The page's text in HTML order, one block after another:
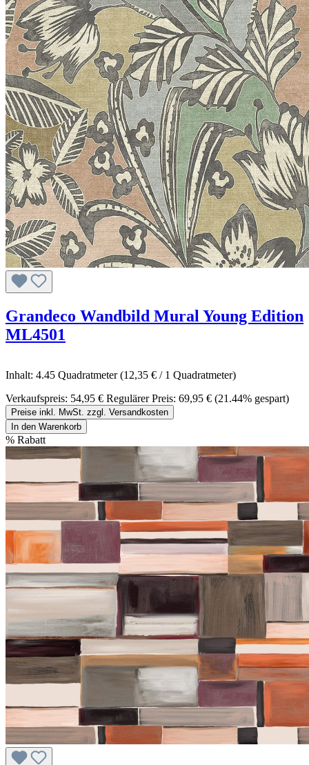
Grandeco Wandbild Mural Young Edition
ML4501
Inhalt: 4.45 Quadratmeter(12,35 € / 1 Quadratmeter)
Verkaufspreis: 54,95 € Regulärer Preis: 69,95 € (21.44% gespart)
Preise inkl. MwSt. zzgl. Versandkosten
In den Warenkorb
% Rabatt